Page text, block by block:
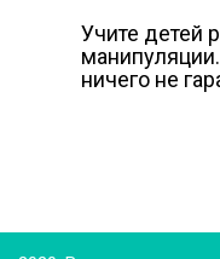
Учите детей
ничего не